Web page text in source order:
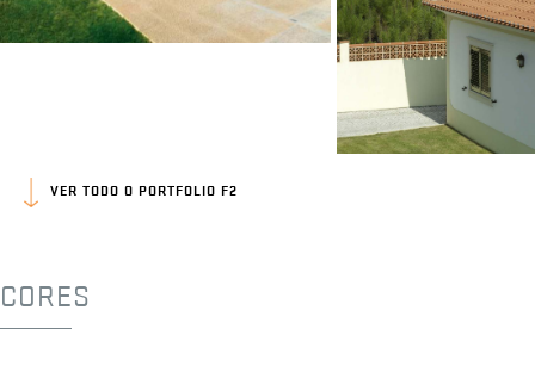
VER TODO O PORTFOLIO F2
CORES